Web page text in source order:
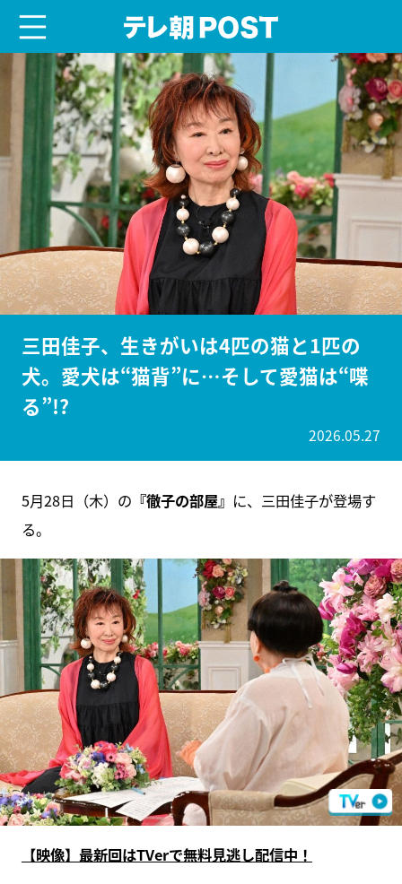
三田佳子、生きがいは4匹の猫と1匹の
犬。愛犬は“猫背”に…そして愛猫は“喋
る”!?
2026.05.27
5月28日（木）の 『徹子の部屋』 に、三田佳子が登場す
る。
【映像】最新回はTVerで無料見逃し配信中！